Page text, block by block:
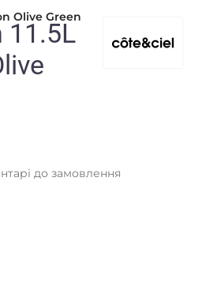
Olive Green
11.5L
до замовлення